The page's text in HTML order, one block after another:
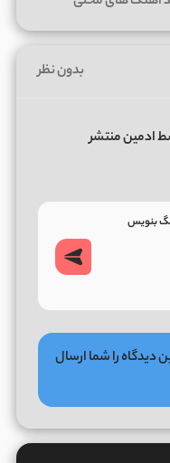
بدون نظر
ادمین منتشر
را شما ارسال